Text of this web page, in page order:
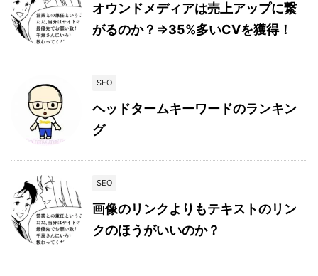
オウンドメディアは売上アップに繋
がるのか？⇒35%多いCVを獲得！
SEO
ヘッドタームキーワードのランキン
グ
SEO
画像のリンクよりもテキストのリン
クのほうがいいのか？